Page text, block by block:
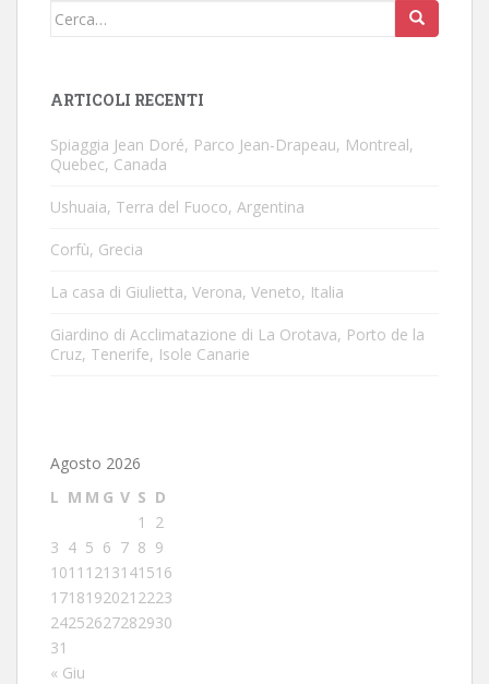
Cerca:
ARTICOLI RECENTI
Spiaggia Jean Doré, Parco Jean-Drapeau, Montreal,
Quebec, Canada
Ushuaia, Terra del Fuoco, Argentina
Corfù, Grecia
La casa di Giulietta, Verona, Veneto, Italia
Giardino di Acclimatazione di La Orotava, Porto de la
Cruz, Tenerife, Isole Canarie
Agosto 2026
L M M G V S D
1
2
3 4 5 6 7 8 9
1011 1213141516
1718192021 2223
24252627282930
31
« Giu